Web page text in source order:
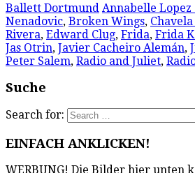
Ballett Dortmund Annabelle Lopez
Nenadovic, Broken Wings,
Rivera, Edward Clug, Frida, Frida
Jas Otrin, Javier Cacheiro Alemán,
Peter Salem, Radio and Juliet,
Suche
Search for:
EINFACH ANKLICKEN!
WERBUNG! Die Bilder hier unten